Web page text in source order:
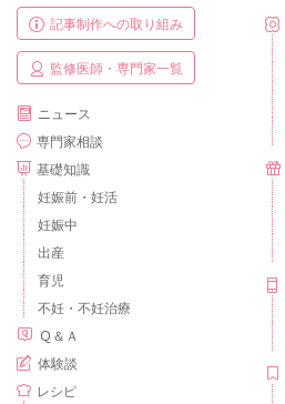
記事制作への取り組み
監修医師・専門家一覧
ニュース
専門家相談
基礎知識
妊娠前・妊活
妊娠中
出産
育児
不妊・不妊治療
Ｑ＆Ａ
体験談
レシピ